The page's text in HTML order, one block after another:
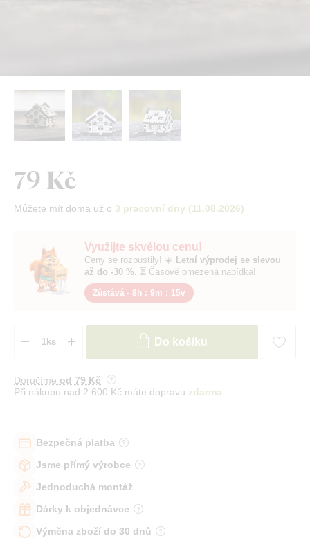
Využijte skvělou cenu!
Ceny se rozpustily! ☀️ Letní výprodej se slevou
až do -30 %. ⏳ Časově omezená nabídka!
Zůstává - 8h : 9m : 15v
79 Kč
Můžete mít doma už o 3 pracovní dny (11.08.2026)
Do košíku
Doručíme od 79 Kč
Při nákupu nad 2 600 Kč máte dopravu zdarma
Bezpečná platba
Jsme přímý výrobce
Jednoduchá montáž
Dárky k objednávce
Výměna zboží do 30 dnů